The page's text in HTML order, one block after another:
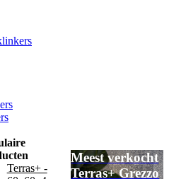
Terras+ -
Meest verkocht
Terras+ Grezzo